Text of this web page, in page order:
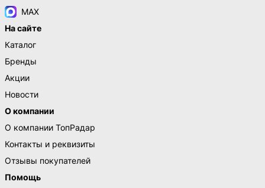
MAX
На сайте
Каталог
Бренды
Акции
Новости
О компании
О компании ТопРадар
Контакты и реквизиты
Отзывы покупателей
Помощь